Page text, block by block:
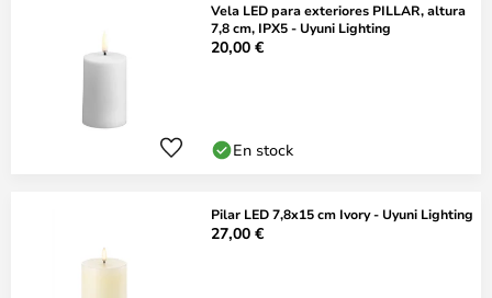
Vela LED para exteriores PILLAR, altura
7,8 cm, IPX5 - Uyuni Lighting
20,00 €
En stock
Pilar LED 7,8x15 cm Ivory - Uyuni Lighting
27,00 €